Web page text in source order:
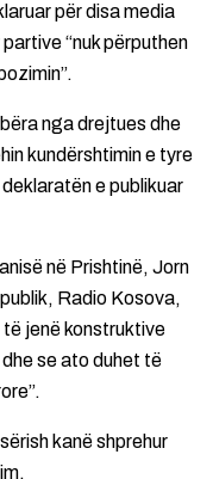
për disa media
“nuk përputhen
nga drejtues dhe
kundërshtimin e tyre
e publikuar
në Prishtinë, Jorn
Radio Kosova,
jenë konstruktive
dhe se ato duhet të
kanë shprehur